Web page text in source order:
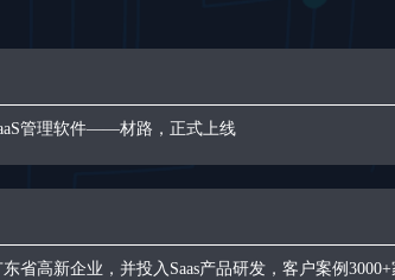
管理软件——材路，正式上线
省高新企业，并投入Saas产品研发，客户案例3000+